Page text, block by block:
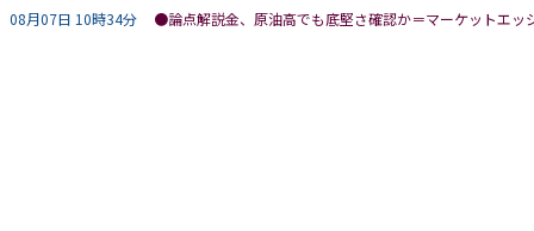
08月07日 10時34分
●論点解説金、原油高でも底堅さ確認か＝マーケットエッ